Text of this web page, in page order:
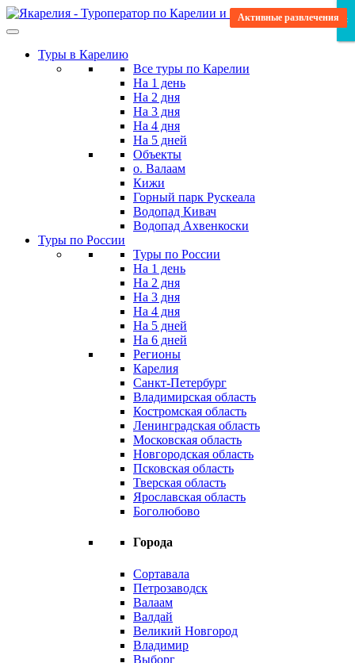
Skip
to
contentТуры в Карелию
Все туры по Карелии
На 1 день
На 2 дня
На 3 дня
На 4 дня
На 5 дней
Объекты
о. Валаам
Кижи
Горный парк Рускеала
Водопад Кивач
Водопад Ахвенкоски
Туры по России
Туры по России
На 1 день
На 2 дня
На 3 дня
На 4 дня
На 5 дней
На 6 дней
Регионы
Карелия
Санкт-Петербург
Владимирская область
Костромская область
Ленинградская область
Московская область
Новгородская область
Псковская область
Тверская область
Ярославская область
Боголюбово
Города
Сортавала
Петрозаводск
Валаам
Валдай
Великий Новгород
Владимир
Выборг
В гости к Деду Морозу
Для детей
Водные туры
Архитектурный
Активные развлечения
Научитесь новому
Активные развлечения ×××